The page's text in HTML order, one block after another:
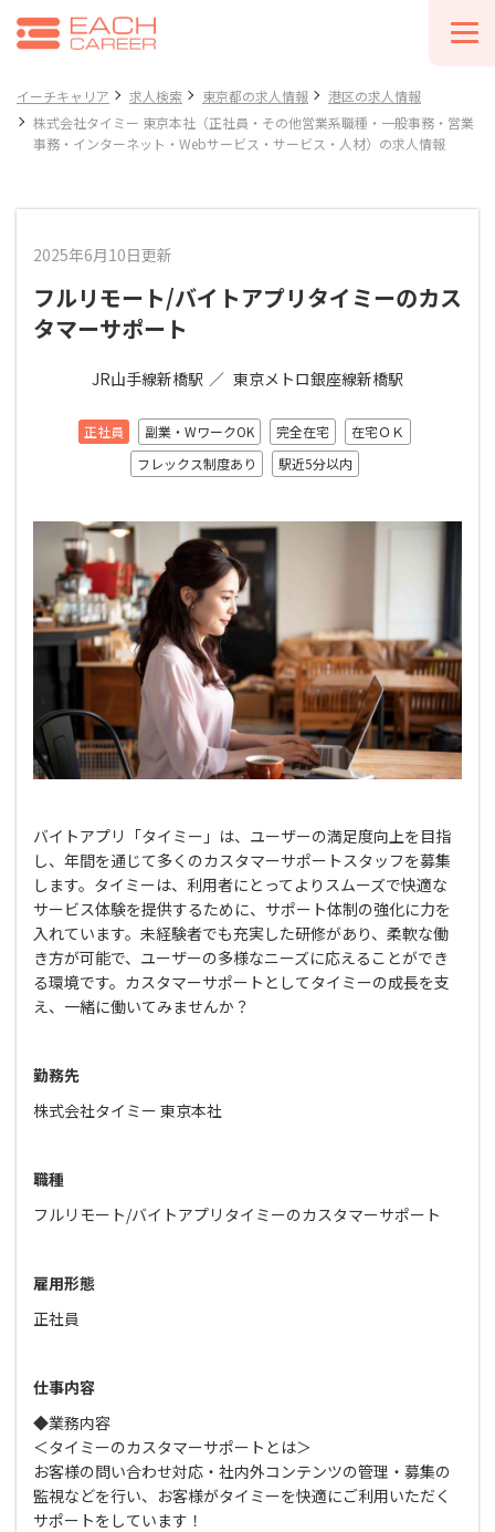
イーチキャリア 求人検索 東京都の求人情報
港区の求人情報
株式会社タイミー 東京本社（正社員・その他営業系職種・一般事務・営業
事務・インターネット・Webサービス・サービス・人材）の求人情報
2025年6月10日更新
フルリモート/バイトアプリタイミーのカス
タマーサポート
JR山手線新橋駅 東京メトロ銀座線新橋駅
正社員 副業・WワークOK 完全在宅
在宅ＯＫ
フレックス制度あり
駅近5分以内
バイトアプリ「タイミー」は、ユーザーの満足度向上を目指
し、年間を通じて多くのカスタマーサポートスタッフを募集
します。タイミーは、利用者にとってよりスムーズで快適な
サービス体験を提供するために、サポート体制の強化に力を
入れています。未経験者でも充実した研修があり、柔軟な働
き方が可能で、ユーザーの多様なニーズに応えることができ
る環境です。カスタマーサポートとしてタイミーの成長を支
え、一緒に働いてみませんか？
勤務先
株式会社タイミー 東京本社
職種
フルリモート/バイトアプリタイミーのカスタマーサポート
雇用形態
正社員
仕事内容
◆業務内容
＜タイミーのカスタマーサポートとは＞
お客様の問い合わせ対応・社内外コンテンツの管理・募集の
監視などを行い、お客様がタイミーを快適にご利用いただく
サポートをしています！